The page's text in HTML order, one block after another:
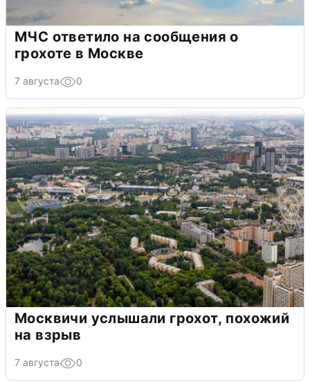
МЧС ответило на сообщения о
грохоте в Москве
7 августа 0
Москвичи услышали грохот, похожий
на взрыв
7 августа 0